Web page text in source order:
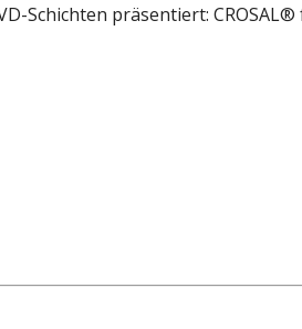
Schichten präsentiert: